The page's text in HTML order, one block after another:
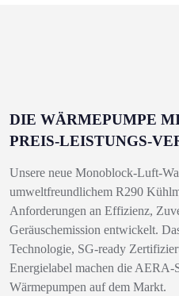
DIE WÄRMEPUMPE
PREIS-LEISTUNGS-
Unsere neue Monoblock-Luft-
umweltfreundlichem R290
Anforderungen an Effizienz,
Geräuschemission entwickelt.
Technologie, SG-ready
Energielabel machen die AERA-
Wärmepumpen auf dem Markt.